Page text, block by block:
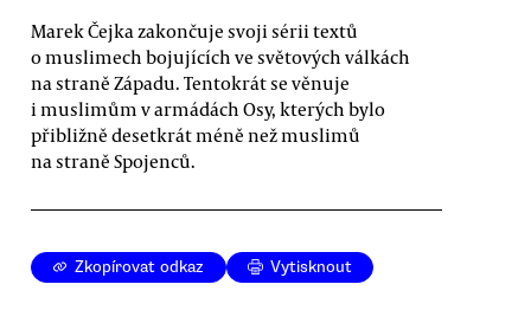
Marek Čejka zakončuje svoji sérii textů
o muslimech bojujících ve světových válkách
na straně Západu. Tentokrát se věnuje
i muslimům v armádách Osy, kterých bylo
přibližně desetkrát méně než muslimů
na straně Spojenců.
Zkopírovat odkaz Vytisknout